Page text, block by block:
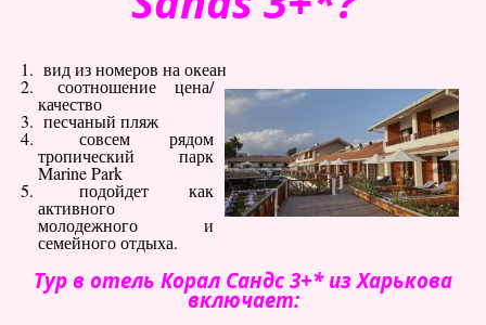
Журнал ярких путешествий
(блог)
Новости
Справочник туриста
Контакты
вид из номеров на океан
соотношение цена/
качество
песчаный пляж
совсем рядом
тропический парк
Marine Park
подойдет как
активного
молодежного и
семейного отдыха.
Тур в отель Корал Сандс 3+* из Харькова
включает: